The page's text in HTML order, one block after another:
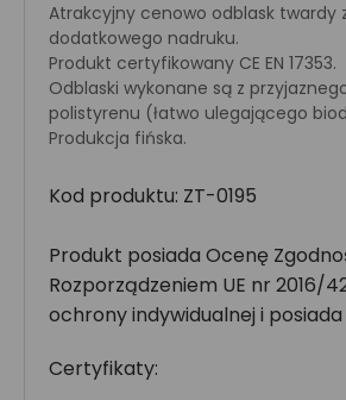
Atrakcyjny cenowo odblask twardy
dodatkowego nadruku.
Produkt certyfikowany CE EN 17353.
Odblaski wykonane są z
polistyrenu (łatwo ulegającego
Produkcja fińska.
Kod produktu: ZT-0195
Produkt posiada Ocenę
Rozporządzeniem UE nr 2016/
ochrony indywidualnej i
Certyfikaty: